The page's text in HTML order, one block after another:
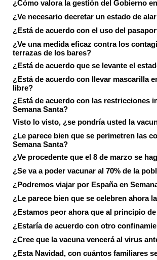
¿Cómo valora la gestión del Gobierno
¿Ve necesario decretar un estado de
¿Está de acuerdo con el uso del
¿Ve una medida eficaz contra los
terrazas de los bares?
¿Está de acuerdo que se levante el
¿Está de acuerdo con llevar mascarilla
libre?
¿Está de acuerdo con las restricciones
Semana Santa?
Visto lo visto, ¿se pondría usted la
¿Le parece bien que se perimetren las
Semana Santa?
¿Ve procedente que el 8 de marzo se
¿Se va a poder vacunar al 70% de la
¿Podremos viajar por España en
¿Le parece bien que se celebren ahora
¿Estamos peor ahora que al principio
¿Estaría de acuerdo con otro
¿Cree que la vacuna vencerá al virus
¿Esta Navidad, con cuántos familiares